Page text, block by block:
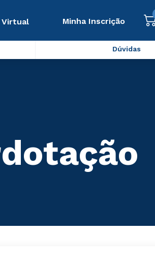
Virtual Minha Inscrição
Dúvidas